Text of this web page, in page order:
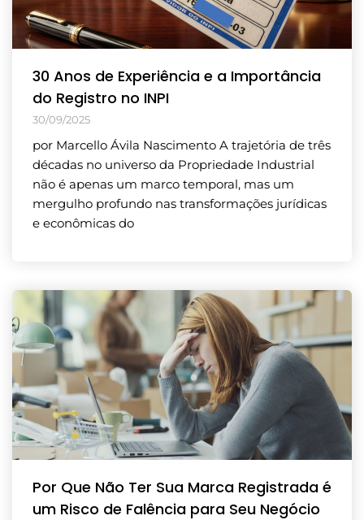
30 Anos de Experiência e a Importância
do Registro no INPI
30/09/2025
por Marcello Ávila Nascimento A trajetória de três
décadas no universo da Propriedade Industrial
não é apenas um marco temporal, mas um
mergulho profundo nas transformações jurídicas
e econômicas do
Por Que Não Ter Sua Marca Registrada é
um Risco de Falência para Seu Negócio